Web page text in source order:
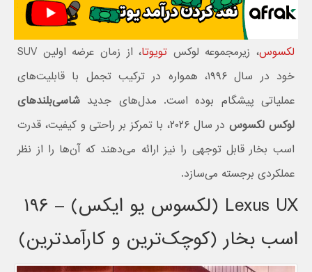
لکسوس، زیرمجموعه لوکس تویوتا
، از زمان عرضه اولین SUV
خود در سال ۱۹۹۶، همواره در ترکیب تجمل با قابلیت‌های
عملیاتی پیشگام بوده است. مدل‌های جدید شاسی‌بلندهای
لوکس لکسوس
در سال ۲۰۲۶، با تمرکز بر راحتی و کیفیت، قدرت
اسب بخار قابل توجهی را نیز ارائه می‌دهند که آن‌ها را از نظر
عملکردی برجسته می‌سازد.
Lexus UX (لکسوس یو ایکس) – ۱۹۶
اسب بخار (کوچک‌ترین و کارآمدترین)